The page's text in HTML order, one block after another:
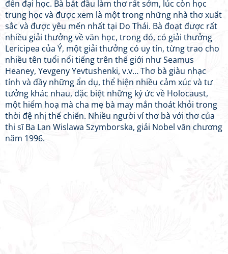
đến đại học. Bà bắt đầu làm thơ rất sớm, lúc còn học
trung học và được xem là một trong những nhà thơ xuất
sắc và được yêu mến nhất tại Do Thái. Bà đoạt được rất
nhiều giải thưởng về văn học, trong đó, có giải thưởng
Lericipea của Ý, một giải thưởng có uy tín, từng trao cho
nhiều tên tuổi nổi tiếng trên thế giới như Seamus
Heaney, Yevgeny Yevtushenki, v.v… Thơ bà giàu nhạc
tính và đầy những ẩn dụ, thể hiện nhiều cảm xúc và tư
tưởng khác nhau, đặc biệt những ký ức về Holocaust,
một hiểm hoạ mà cha mẹ bà may mắn thoát khỏi trong
thời đệ nhị thế chiến. Nhiều người ví thơ bà với thơ của
thi sĩ Ba Lan Wislawa Szymborska, giải Nobel văn chương
năm 1996.